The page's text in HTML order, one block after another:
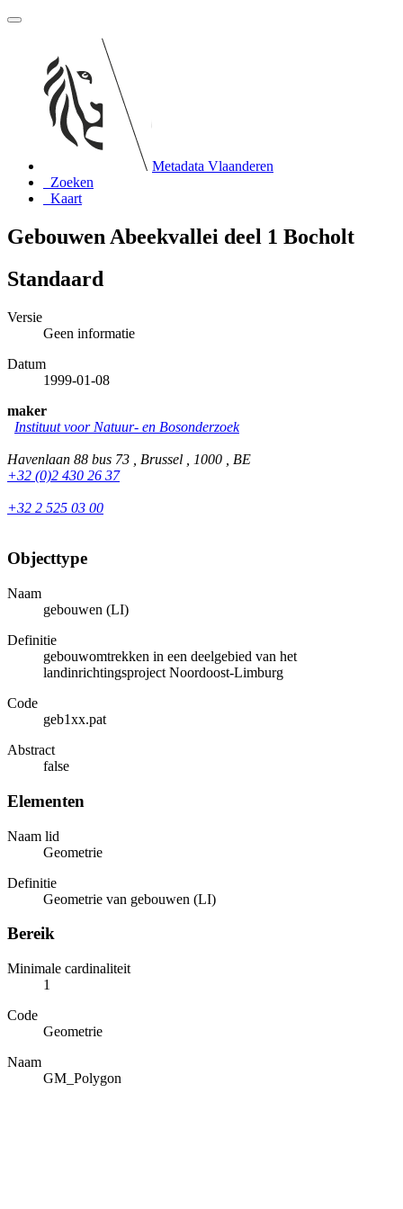
Metadata Vlaanderen
Zoeken
Kaart
Gebouwen Abeekvallei deel 1 Bocholt
Standaard
Versie
Geen informatie
Datum
1999-01-08
maker
Instituut voor Natuur- en Bosonderzoek
Havenlaan 88 bus 73 , Brussel , 1000 , BE
+32 (0)2 430 26 37
+32 2 525 03 00
Objecttype
Naam
gebouwen (LI)
Definitie
gebouwomtrekken in een deelgebied van het
landinrichtingsproject Noordoost-Limburg
Code
geb1xx.pat
Abstract
false
Elementen
Naam lid
Geometrie
Definitie
Geometrie van gebouwen (LI)
Bereik
Minimale cardinaliteit
1
Code
Geometrie
Naam
GM_Polygon